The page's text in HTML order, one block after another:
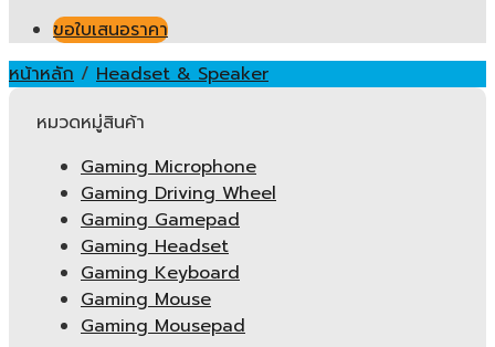
ขอใบเสนอราคา
หน้าหลัก / Headset & Speaker
หมวดหมู่สินค้า
Gaming Microphone
Gaming Driving Wheel
Gaming Gamepad
Gaming Headset
Gaming Keyboard
Gaming Mouse
Gaming Mousepad